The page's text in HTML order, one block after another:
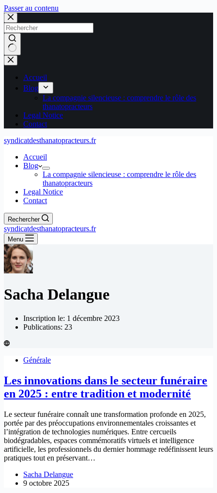
Passer au contenu
Aucun
résultat
Accueil
Blog
La compagnie silencieuse : comprendre le rôle des
thanatopracteurs
Legal Notice
Contact
syndicatdesthanatopracteurs.fr
Accueil
Blog
La compagnie silencieuse : comprendre le rôle des
thanatopracteurs
Legal Notice
Contact
Rechercher
syndicatdesthanatopracteurs.fr
Menu
Sacha Delangue
Inscription le: 1 décembre 2023
Publications: 23
Générale
Les innovations dans le secteur funéraire
en 2025 : entre tradition et modernité
Le secteur funéraire connaît une transformation profonde en 2025,
portée par des préoccupations environnementales croissantes et
l’intégration de technologies numériques. Entre cercueils
biodégradables, espaces commémoratifs virtuels et intelligence
artificielle, les professionnels du dernier hommage redéfinissent leurs
pratiques tout en préservant…
Sacha Delangue
9 octobre 2025